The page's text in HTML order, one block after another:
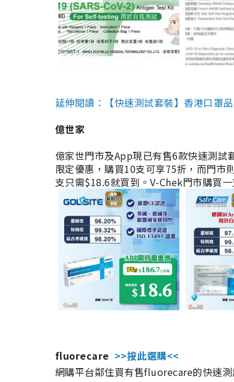
延伸閱讀：【快速測試套裝】香港口罩
億世家
億家世門市及App現已有售6款快速測
限定優惠，購買10支可享75折，而門
支只需$18.6就買到。V-Chek門市購買
fluorecare >>按此選購<<
網購平台鄰住買有售fluorecare的快速